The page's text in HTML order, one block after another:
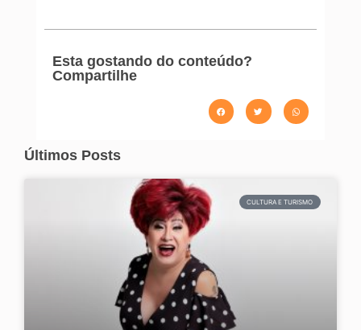
Esta gostando do conteúdo?
Compartilhe
Últimos Posts
CULTURA E TURISMO